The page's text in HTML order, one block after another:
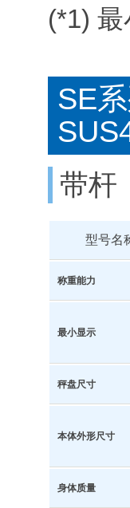
(*1)
SE
带杆
型号名
称重能力
最小显示
秤盘尺寸
本体外形尺寸
身体质量